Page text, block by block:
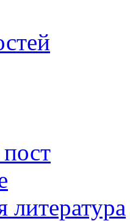
литература